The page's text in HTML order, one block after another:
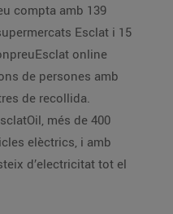
compta amb 139
Esclat i 15
online
de persones amb
de recollida.
més de 400
elèctrics, i amb
d’electricitat tot el